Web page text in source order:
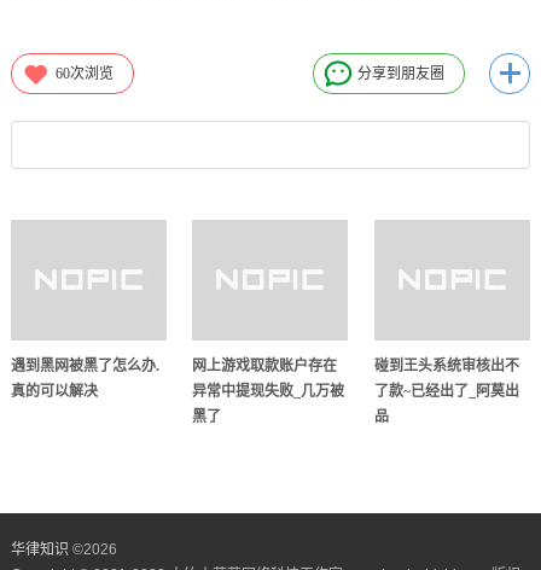
60次浏览 分享到朋友圈
遇到黑网被黑了怎么办.
真的可以解决
网上游戏取款账户存在
异常中提现失败_几万被
黑了
碰到王头系统审核出不
了款~已经出了_阿莫出
品
华律知识 ©2026